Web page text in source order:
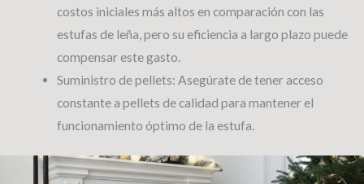
costos iniciales más altos en comparación con las
estufas de leña, pero su eficiencia a largo plazo puede
compensar este gasto.
Suministro de pellets: Asegúrate de tener acceso
constante a pellets de calidad para mantener el
funcionamiento óptimo de la estufa.